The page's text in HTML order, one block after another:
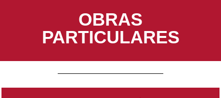
OBRAS
PARTICULARES